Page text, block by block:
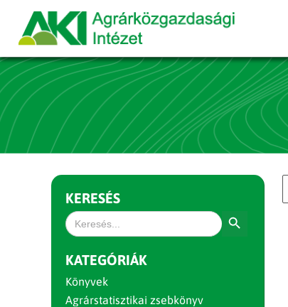
KERESÉS
Search
for:
KATEGÓRIÁK
Könyvek
Agrárstatisztikai zsebkönyv